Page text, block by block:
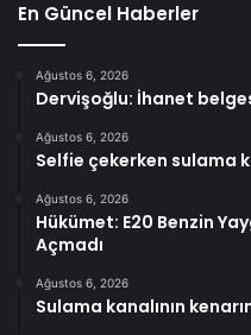
En Güncel Haberler
Ağustos 6, 2026
Dervişoğlu: İhanet
Ağustos 6, 2026
Selfie çekerken sulama
Ağustos 6, 2026
Hükümet: E20 Benzin
Açmadı
Ağustos 6, 2026
Sulama kanalının